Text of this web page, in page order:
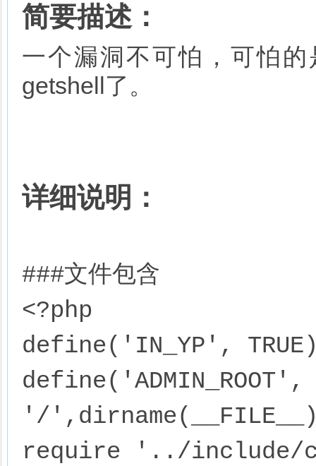
简要描述：
一个漏洞不可怕，可怕
getshell了。
详细说明：
###文件包含
<?php
define('IN_YP',
'/
require '../include/